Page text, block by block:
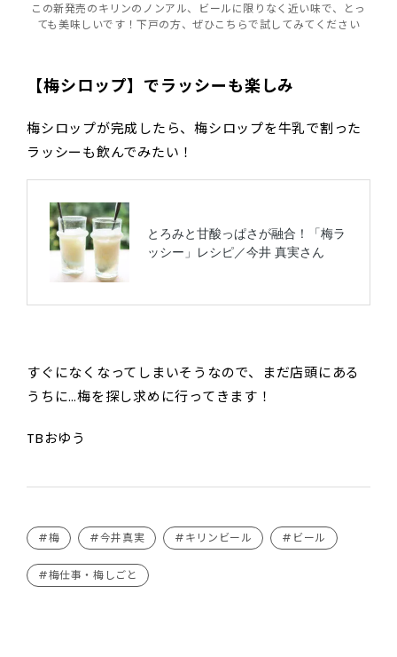
この新発売のキリンのノンアル、ビールに限りなく近い味で、とっ
ても美味しいです！下戸の方、ぜひこちらで試してみてください
【梅シロップ】でラッシーも楽しみ
梅シロップが完成したら、梅シロップを牛乳で割った
ラッシーも飲んでみたい！
すぐになくなってしまいそうなので、まだ店頭にある
うちに…梅を探し求めに行ってきます！
TBおゆう
#梅 #今井真実 #キリンビール #ビール
#梅仕事・梅しごと